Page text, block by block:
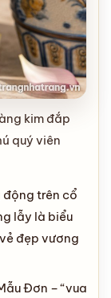
kim đắp
quý viên
trên cổ
lẫy là biểu
đẹp vương
Đơn – “vua